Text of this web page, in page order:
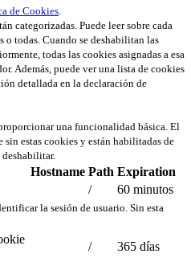
de Cookies.
categorizadas. Puede leer sobre cada
o todas. Cuando se deshabilitan las
todas las cookies asignadas a esa
Además, puede ver una lista de cookies
detallada en la declaración de
una funcionalidad básica. El
estas cookies y están habilitadas de
deshabilitar.
Hostname Path Expiration
/ 60 minutos
la sesión de usuario. Sin esta
/ 365 días